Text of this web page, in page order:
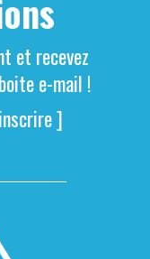
et recevez
e-mail !
]